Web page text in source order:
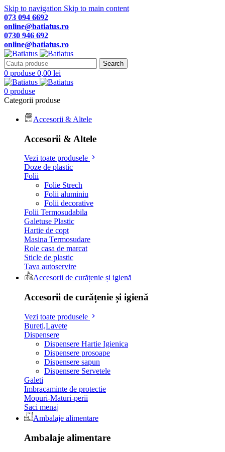
Skip to navigation Skip to main content
073 094 6692
online@batiatus.ro
0730 946 692
online@batiatus.ro
Search
0 produse 0,00 lei
0 produse
Categorii produse
Accesorii & Altele
Accesorii & Altele
Vezi toate produsele
Doze de plastic
Folii
Folie Strech
Folii aluminiu
Folii decorative
Folii Termosudabila
Galetuse Plastic
Hartie de copt
Masina Termosudare
Role casa de marcat
Sticle de plastic
Tava autoservire
Accesorii de curățenie și igienă
Accesorii de curățenie și igienă
Vezi toate produsele
Bureti,Lavete
Dispensere
Dispensere Hartie Igienica
Dispensere prosoape
Dispensere sapun
Dispensere Servetele
Galeti
Imbracaminte de protectie
Mopuri-Maturi-perii
Saci menaj
Ambalaje alimentare
Ambalaje alimentare